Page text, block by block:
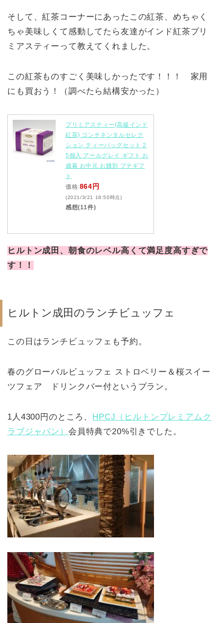
そして、紅茶コーナーにあったこの紅茶、めちゃく
ちゃ美味しくて感動してたら友達がインド紅茶プリ
ミアスティーって教えてくれました。
この紅茶ものすごく美味しかったです！！！ 家用
にも買おう！（調べたら結構安かった）
プリミアスティー(高級インド
紅茶) コンチネンタルセレク
ション ティーバッグセット 2
5個入 アールグレイ ギフト お
歳暮 お中元 お餞別 プチギフ
ト
価格:864円
(2021/3/21 18:50時点)
感想(11件)
ヒルトン成田、朝食のレベル高くて満足度高すぎで
す！！
ヒルトン成田のランチビュッフェ
この日はランチビュッフェも予約。
春のグローバルビュッフェ ストロベリー＆桜スイー
ツフェア ドリンクバー付というプラン。
1人4300円のところ、 HPCJ（ヒルトンプレミアムク
ラブジャパン） 会員特典で20%引きでした。